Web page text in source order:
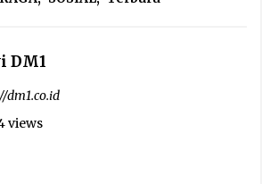
DM1
dm1.co.id
views